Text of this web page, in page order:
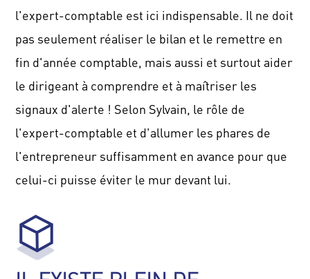
l'expert-comptable est ici indispensable. Il ne doit
pas seulement réaliser le bilan et le remettre en
fin d'année comptable, mais aussi et surtout aider
le dirigeant à comprendre et à maîtriser les
signaux d'alerte ! Selon Sylvain, le rôle de
l'expert-comptable et d'allumer les phares de
l'entrepreneur suffisamment en avance pour que
celui-ci puisse éviter le mur devant lui.